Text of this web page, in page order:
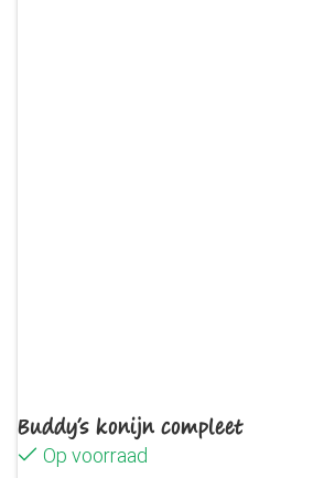
Buddy’s konijn compleet
Op voorraad